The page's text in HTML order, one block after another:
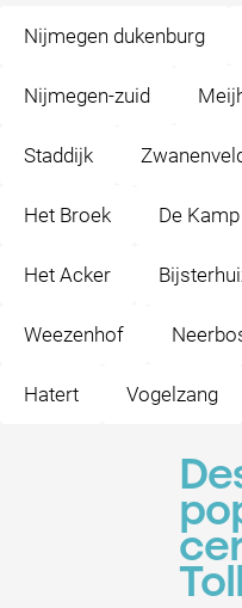
Nijmegen dukenburg
Nijmegen-zuid
Staddijk
Het Broek De Kamp
Het Acker
Weezenhof
Hatert Vogelzang